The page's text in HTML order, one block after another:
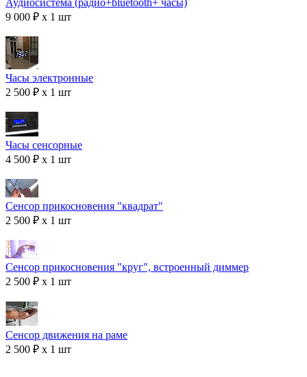
Аудиосистема (радио+bluetooth+ часы)
9 000 ₽ x 1 шт
Часы электронные
2 500 ₽ x 1 шт
Часы сенсорные
4 500 ₽ x 1 шт
Сенсор прикосновения "квадрат"
2 500 ₽ x 1 шт
Сенсор прикосновения "круг", встроенный диммер
2 500 ₽ x 1 шт
Сенсор движения на раме
2 500 ₽ x 1 шт